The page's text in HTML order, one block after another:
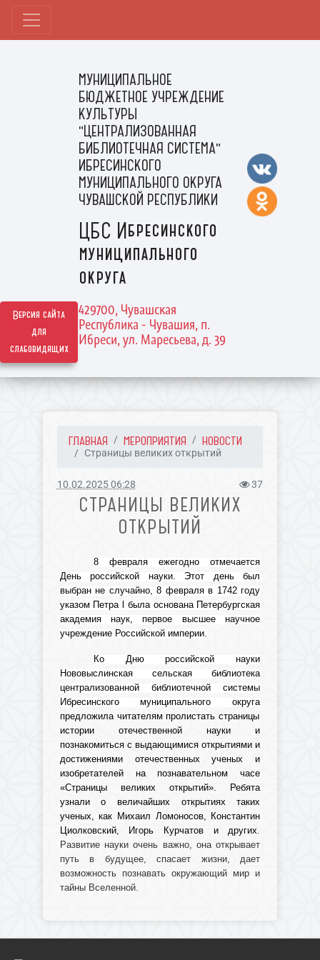
Версия сайта
для
слабовидящих
МУНИЦИПАЛЬНОЕ
БЮДЖЕТНОЕ УЧРЕЖДЕНИЕ
КУЛЬТУРЫ
"ЦЕНТРАЛИЗОВАННАЯ
БИБЛИОТЕЧНАЯ СИСТЕМА"
ИБРЕСИНСКОГО
МУНИЦИПАЛЬНОГО ОКРУГА
ЧУВАШСКОЙ РЕСПУБЛИКИ
ЦБС Ибресинского
муниципального
округа
429700, Чувашская
Республика - Чувашия, п.
Ибреси, ул. Маресьева, д. 39
ГЛАВНАЯ МЕРОПРИЯТИЯ НОВОСТИ
Страницы великих открытий
10.02.2025 06:28 37
СТРАНИЦЫ ВЕЛИКИХ
ОТКРЫТИЙ
8 февраля ежегодно отмечается
День российской науки. Этот день был
выбран не случайно, 8 февраля в 1742 году
указом Петра
была основана Петербургская
академия наук, первое высшее научное
учреждение Российской империи.
Ко Дню российской науки
Нововыслинская сельская библиотека
централизованной библиотечной системы
Ибресинского муниципального округа
предложила читателям пролистать страницы
истории отечественной науки и
познакомиться с выдающимися открытиями и
достижениями отечественных ученых и
изобретателей на познавательном часе
«Страницы великих открытий». Ребята
узнали о величайших открытиях таких
ученых, как Михаил Ломоносов, Константин
Циолковский, Игорь Курчатов и других.
Развитие науки очень важно, она открывает
путь в будущее, спасает жизни, дает
возможность познавать окружающий мир и
тайны Вселенной.